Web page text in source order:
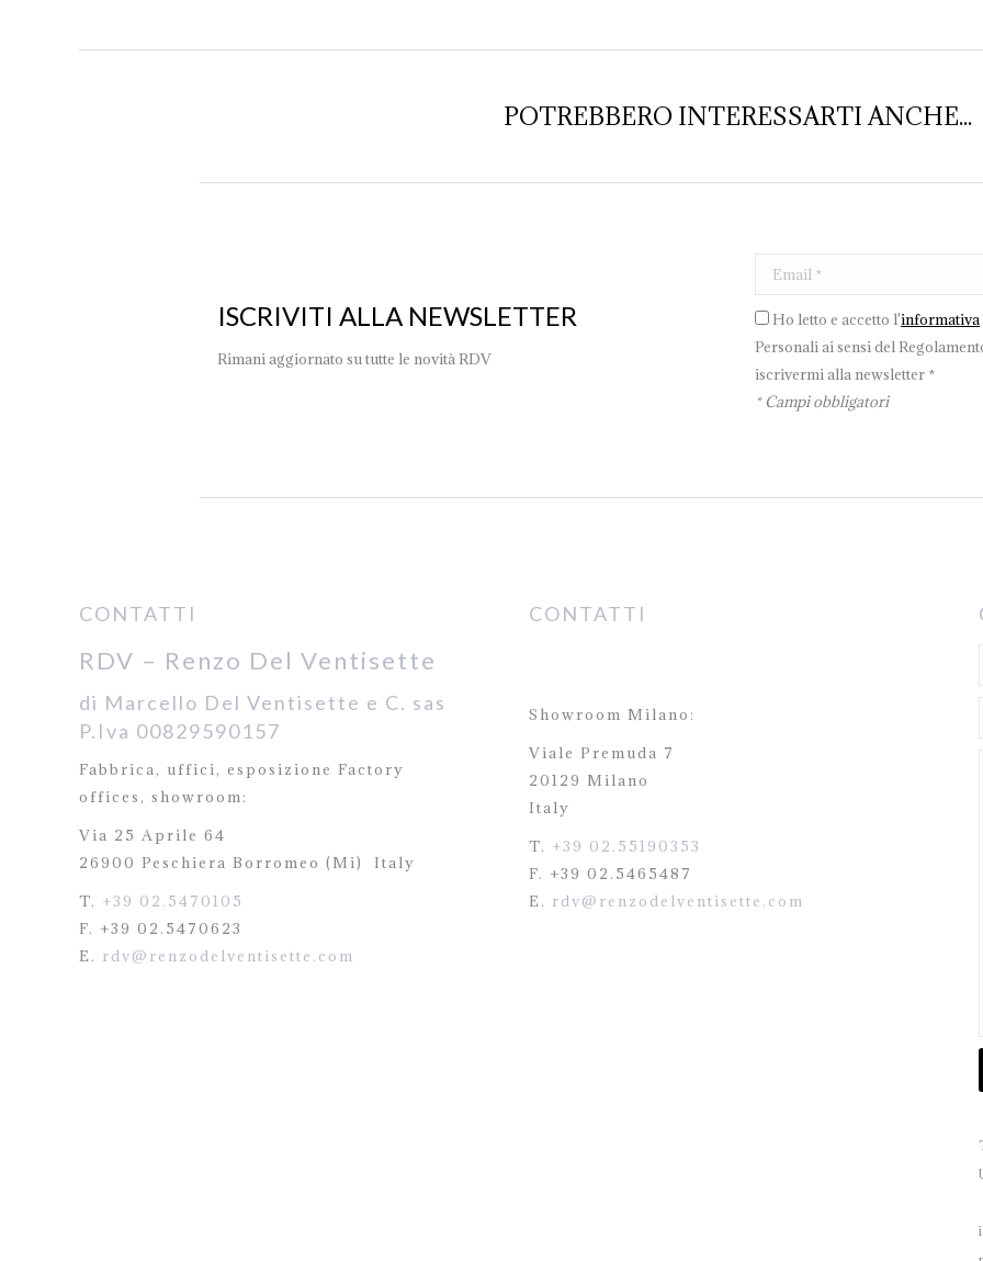
POTREBBERO INTERESSARTI ANCHE...
ISCRIVITI ALLA NEWSLETTER
Rimani aggiornato su tutte le novità RDV
Ho letto e accetto l'informativa
Personali ai sensi del
iscrivermi alla newsletter *
* Campi obbligatori
CONTATTI
RDV – Renzo Del Ventisette
di Marcello Del Ventisette e C. sas
P.Iva 00829590157
Fabbrica, uffici, esposizione Factory
offices, showroom:
Via 25 Aprile 64
26900 Peschiera Borromeo (Mi)
Italy
T. +39 02.5470105
F. +39 02.5470623
E. rdv@renzodelventisette.com
CONTATTI
Showroom Milano:
Viale Premuda 7
20129 Milano
Italy
T. +39 02.55190353
F. +39 02.5465487
E. rdv@renzodelventisette.com